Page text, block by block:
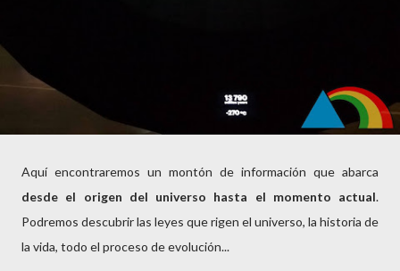
Aquí encontraremos un montón de información que abarca
desde el origen del universo hasta el momento actual.
Podremos descubrir las leyes que rigen el universo, la historia de
la vida, todo el proceso de evolución...